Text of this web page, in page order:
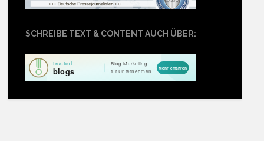
SCHREIBE TEXT & CONTENT AUCH ÜBER: